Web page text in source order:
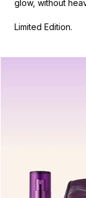
Eye
(1
exposition
glow, without
Limited Edition.